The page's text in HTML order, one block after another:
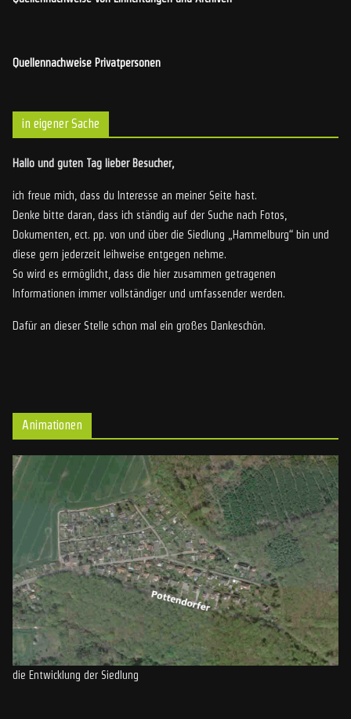
Quellennachweise Privatpersonen
in eigener Sache
Hallo und guten Tag lieber Besucher,
ich freue mich, dass du Interesse an meiner Seite hast.
Denke bitte daran, dass ich ständig auf der Suche nach Fotos,
Dokumenten, ect. pp. von und über die Siedlung „Hammelburg“ bin und
diese gern jederzeit leihweise entgegen nehme.
So wird es ermöglicht, dass die hier zusammen getragenen
Informationen immer vollständiger und umfassender werden.
Dafür an dieser Stelle schon mal ein großes Dankeschön.
Animationen
die Entwicklung der Siedlung